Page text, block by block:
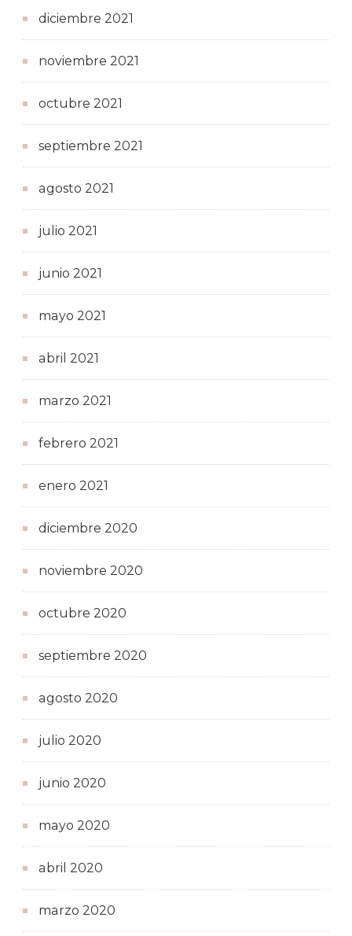
diciembre 2021
noviembre 2021
octubre 2021
septiembre 2021
agosto 2021
julio 2021
junio 2021
mayo 2021
abril 2021
marzo 2021
febrero 2021
enero 2021
diciembre 2020
noviembre 2020
octubre 2020
septiembre 2020
agosto 2020
julio 2020
junio 2020
mayo 2020
abril 2020
marzo 2020